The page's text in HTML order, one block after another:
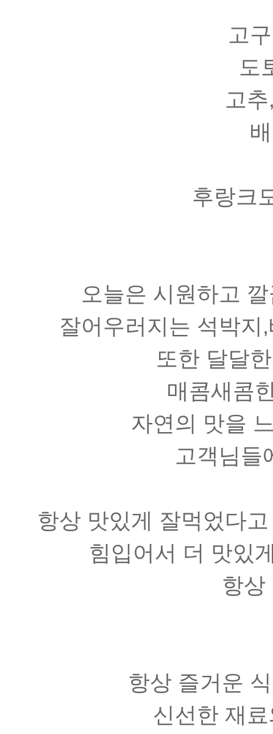
고
도
고
후랑크
오늘은 시원하고
잘어우러지는 석박
또한 달달
매콤새콤
자연의 맛을
고객님들
항상 맛있게 잘먹었다
힘입어서 더 맛있
항상
항상 즐거운
신선한 재